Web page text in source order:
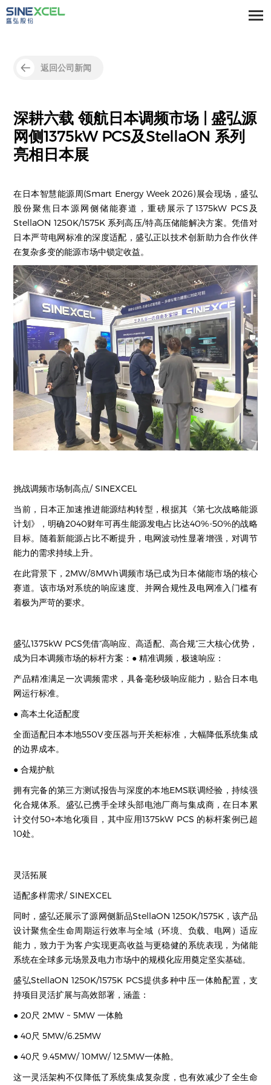
返回公司新闻
深耕六载 领航日本调频市场 | 盛弘源
网侧1375kW PCS及StellaON 系列
亮相日本展
在日本智慧能源周(Smart Energy Week 2026)展会现场，盛弘
股份聚焦日本源网侧储能赛道，重磅展示了1375kW PCS及
StellaON 1250K/1575K 系列高压/特高压储能解决方案。凭借对
日本严苛电网标准的深度适配，盛弘正以技术创新助力合作伙伴
在复杂多变的能源市场中锁定收益。
挑战调频市场制高点/ SINEXCEL
当前，日本正加速推进能源结构转型，根据其《第七次战略能源
计划》，明确2040财年可再生能源发电占比达40%-50%的战略
目标。随着新能源占比不断提升，电网波动性显著增强，对调节
能力的需求持续上升。
在此背景下，2MW/8MWh调频市场已成为日本储能市场的核心
赛道。该市场对系统的响应速度、并网合规性及电网准入门槛有
着极为严苛的要求。
盛弘1375kW PCS凭借“高响应、高适配、高合规”三大核心优势，
成为日本调频市场的标杆方案：● 精准调频，极速响应：
产品精准满足一次调频需求，具备毫秒级响应能力，贴合日本电
网运行标准。
● 高本土化适配度
全面适配日本本地550V变压器与开关柜标准，大幅降低系统集成
的边界成本。
● 合规护航
拥有完备的第三方测试报告与深度的本地EMS联调经验，持续强
化合规体系。盛弘已携手全球头部电池厂商与集成商，在日本累
计交付50+本地化项目，其中应用1375kW PCS 的标杆案例已超
10处。
灵活拓展
适配多样需求/ SINEXCEL
同时，盛弘还展示了源网侧新品StellaON 1250K/1575K，该产品
设计聚焦全生命周期运行效率与全域（环境、负载、电网）适应
能力，致力于为客户实现更高收益与更稳健的系统表现，为储能
系统在全球多元场景及电力市场中的规模化应用奠定坚实基础。
盛弘StellaON 1250K/1575K PCS提供多种中压一体舱配置，支
持项目灵活扩展与高效部署，涵盖：
● 20尺 2MW ~ 5MW 一体舱
● 40尺 5MW/6.25MW
● 40尺 9.45MW/ 10MW/ 12.5MW一体舱。
这一灵活架构不仅降低了系统集成复杂度，也有效减少了全生命